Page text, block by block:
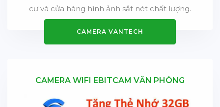
cư và cửa hàng hình ảnh sắt nét chất lượng.
CAMERA VANTECH
CAMERA WIFI EBITCAM VĂN PHÒNG